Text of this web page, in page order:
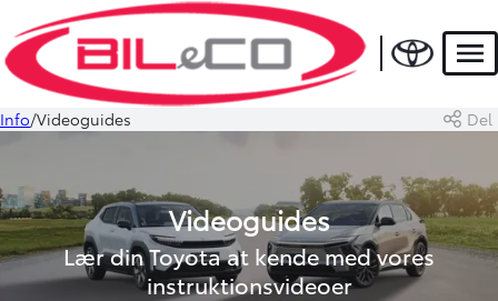
Info Videoguides Del
Videoguides
Lær din Toyota at kende med vores
instruktionsvideoer